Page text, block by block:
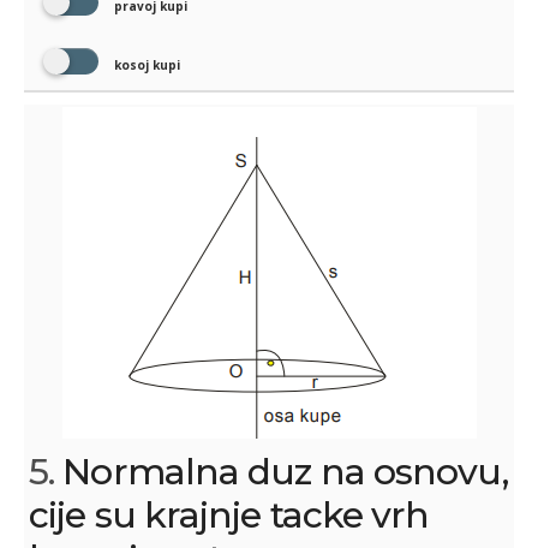
pravoj kupi
kosoj kupi
5. Normalna duz na osnovu,
cije su krajnje tacke vrh